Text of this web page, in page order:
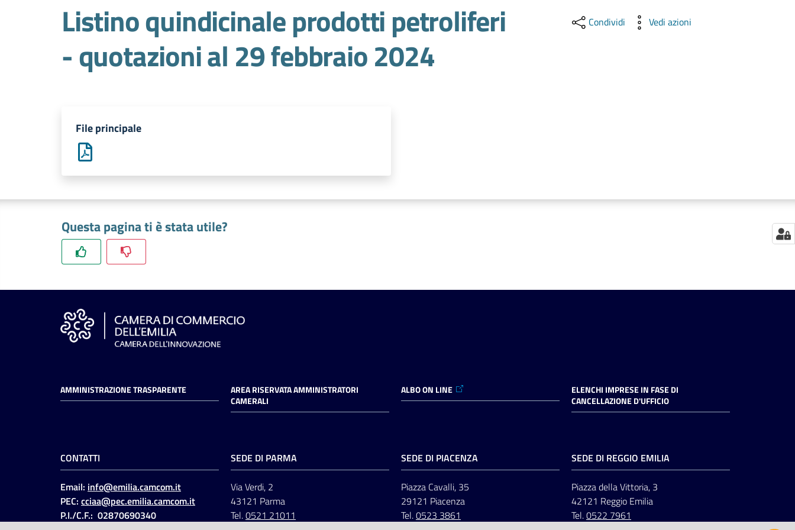
Listino quindicinale prodotti petroliferi
- quotazioni al 29 febbraio 2024
Condividi Vedi azioni
File principale
Questa pagina ti è stata utile?
AMMINISTRAZIONE TRASPARENTE
AREA RISERVATA AMMINISTRATORI
CAMERALI
ALBO ON LINE
ELENCHI IMPRESE IN FASE DI
CANCELLAZIONE D'UFFICIO
CONTATTI
Email: info@emilia.camcom.it
PEC: cciaa@pec.emilia.camcom.it
P.I./C.F.: 02870690340
SEDE DI PARMA
Via Verdi, 2
43121 Parma
Tel.0521 21011
SEDE DI PIACENZA
Piazza Cavalli, 35
29121 Piacenza
Tel.0523 3861
SEDE DI REGGIO EMILIA
Piazza della Vittoria, 3
42121 Reggio Emilia
Tel.0522 7961